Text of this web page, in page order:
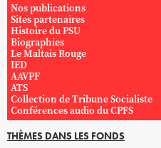
Nos publications
Sites partenaires
Histoire du PSU
Biographies
Le Maltais Rouge
IED
AAVPF
ATS
Collection de Tribune Socialiste
Conférences audio du CPFS
THÈMES DANS LES FONDS